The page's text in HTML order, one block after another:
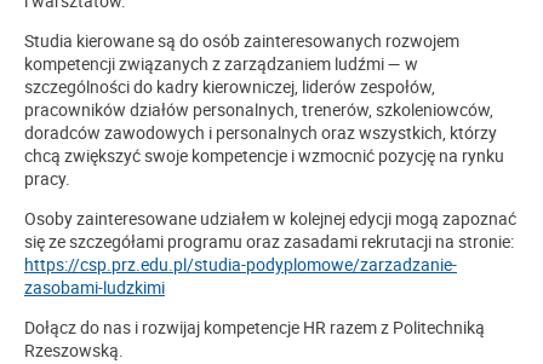
Studia kierowane są do osób zainteresowanych rozwojem
kompetencji związanych z zarządzaniem ludźmi — w
szczególności do kadry kierowniczej, liderów zespołów,
pracowników działów personalnych, trenerów, szkoleniowców,
doradców zawodowych i personalnych oraz wszystkich, którzy
chcą zwiększyć swoje kompetencje i wzmocnić pozycję na rynku
pracy.
Osoby zainteresowane udziałem w kolejnej edycji mogą zapoznać
się ze szczegółami programu oraz zasadami rekrutacji na stronie:
https://csp.prz.edu.pl/studia-podyplomowe/zarzadzanie-
zasobami-ludzkimi
Dołącz do nas i rozwijaj kompetencje HR razem z Politechniką
Rzeszowską.